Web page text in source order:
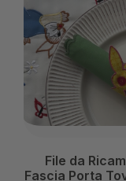
File da
Fascia Porta